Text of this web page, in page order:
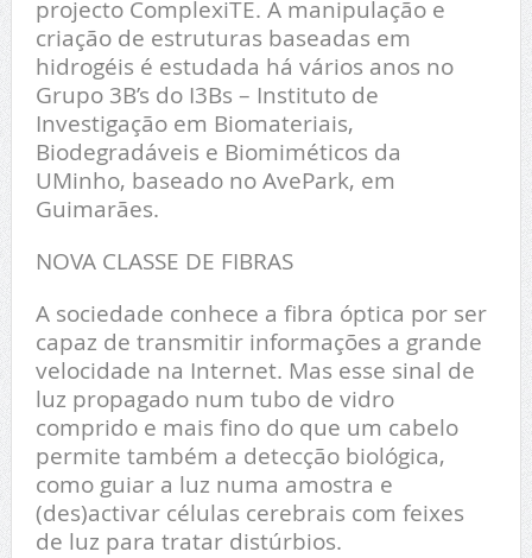
projecto ComplexiTE. A manipulação e
criação de estruturas baseadas em
hidrogéis é estudada há vários anos no
Grupo 3B’s do I3Bs – Instituto de
Investigação em Biomateriais,
Biodegradáveis e Biomiméticos da
UMinho, baseado no AvePark, em
Guimarães.
NOVA CLASSE DE FIBRAS
A sociedade conhece a fibra óptica por ser
capaz de transmitir informações a grande
velocidade na Internet. Mas esse sinal de
luz propagado num tubo de vidro
comprido e mais fino do que um cabelo
permite também a detecção biológica,
como guiar a luz numa amostra e
(des)activar células cerebrais com feixes
de luz para tratar distúrbios.